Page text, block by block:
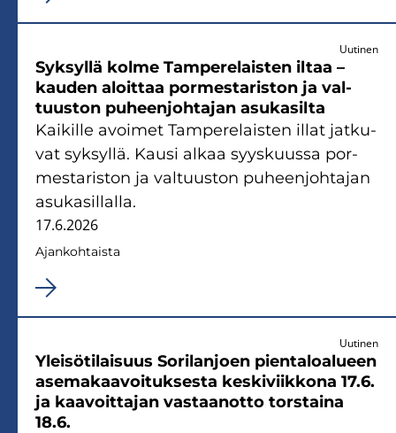
Uutinen
Syk­syl­lä kolme Tam­pe­re­lais­ten iltaa –
kau­den aloit­taa por­mes­ta­ris­ton ja val­
tuus­ton pu­heen­joh­ta­jan asu­ka­sil­ta
Kai­kil­le avoi­met Tam­pe­re­lais­ten illat jat­ku­
vat syk­syl­lä. Kausi alkaa syys­kuus­sa por­
mes­ta­ris­ton ja val­tuus­ton pu­heen­joh­ta­jan
asu­ka­sil­lal­la.
17.6.2026
Ajan­koh­tais­ta
Uutinen
Ylei­sö­ti­lai­suus So­ri­lan­joen pien­ta­loa­lu­een
ase­ma­kaa­voi­tuk­ses­ta kes­ki­viik­ko­na 17.6.
ja kaa­voit­ta­jan vas­taan­ot­to tors­tai­na
18.6.